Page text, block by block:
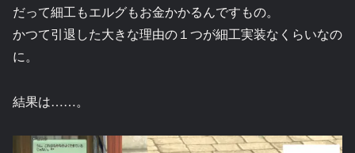
だって細工もエルグもお金かかるんですもの。
かつて引退した大きな理由の１つが細工実装なくらいなの
に。
結果は……。